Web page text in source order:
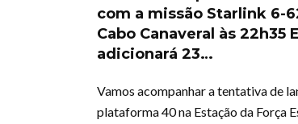
com a missão Starlink 6-
Cabo Canaveral às 22h35
adicionará 23…
Vamos acompanhar a tentativa de
plataforma 40 na Estação da Força